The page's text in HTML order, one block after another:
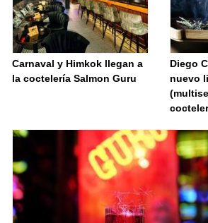
Carnaval y Himkok llegan a
la coctelería Salmon Guru
Diego
nuevo